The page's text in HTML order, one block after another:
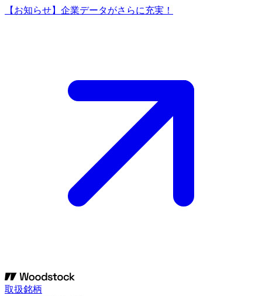
【お知らせ】企業データがさらに充実！
取扱銘柄